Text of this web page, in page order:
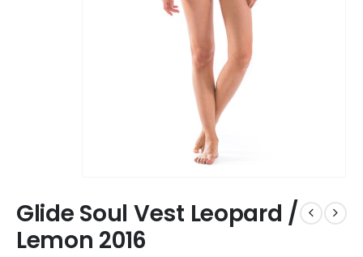
Glide Soul Vest Leopard /
Lemon 2016